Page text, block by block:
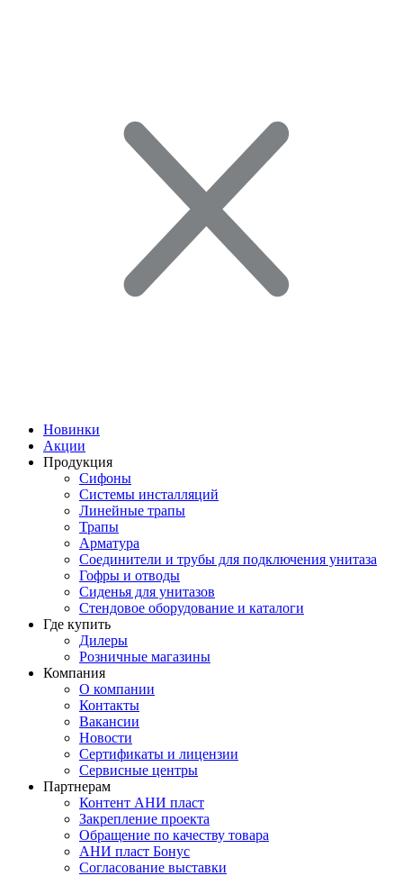
Новинки
Акции
Продукция
Сифоны
Системы инсталляций
Линейные трапы
Трапы
Арматура
Соединители и трубы для подключения унитаза
Гофры и отводы
Сиденья для унитазов
Стендовое оборудование и каталоги
Где купить
Дилеры
Розничные магазины
Компания
О компании
Контакты
Вакансии
Новости
Сертификаты и лицензии
Сервисные центры
Партнерам
Контент АНИ пласт
Закрепление проекта
Обращение по качеству товара
АНИ пласт Бонус
Согласование выставки